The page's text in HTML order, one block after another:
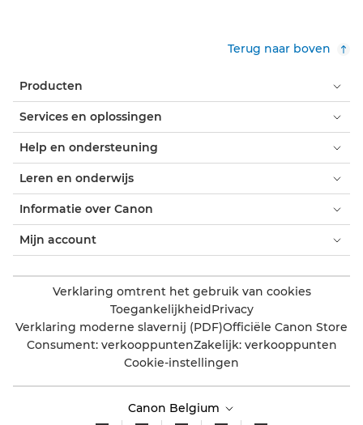
Terug naar boven
Producten
Services en oplossingen
Help en ondersteuning
Leren en onderwijs
Informatie over Canon
Mijn account
Verklaring omtrent het gebruik van cookies
ToegankelijkheidPrivacy
Verklaring moderne slavernij (PDF)Officiële Canon Store
Consument: verkooppuntenZakelijk: verkooppunten
Cookie-instellingen
Canon Belgium